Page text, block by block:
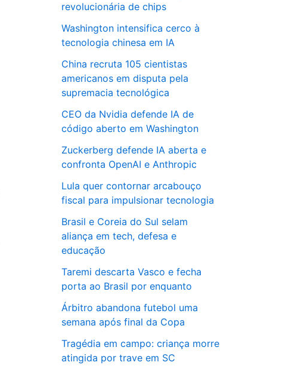
revolucionária de chips
Washington intensifica cerco à
tecnologia chinesa em IA
China recruta 105 cientistas
americanos em disputa pela
supremacia tecnológica
CEO da Nvidia defende IA de
código aberto em Washington
Zuckerberg defende IA aberta e
confronta OpenAI e Anthropic
Lula quer contornar arcabouço
fiscal para impulsionar tecnologia
Brasil e Coreia do Sul selam
aliança em tech, defesa e
educação
Taremi descarta Vasco e fecha
porta ao Brasil por enquanto
Árbitro abandona futebol uma
semana após final da Copa
Tragédia em campo: criança morre
atingida por trave em SC